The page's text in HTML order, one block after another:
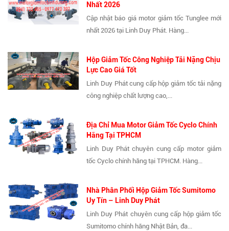
Nhất 2026
Cập nhật báo giá motor giảm tốc Tunglee mới
nhất 2026 tại Linh Duy Phát. Hàng...
Hộp Giảm Tốc Công Nghiệp Tải Nặng Chịu
Lực Cao Giá Tốt
Linh Duy Phát cung cấp hộp giảm tốc tải nặng
công nghiệp chất lượng cao,...
Địa Chỉ Mua Motor Giảm Tốc Cyclo Chính
Hãng Tại TPHCM
Linh Duy Phát chuyên cung cấp motor giảm
tốc Cyclo chính hãng tại TPHCM. Hàng...
Nhà Phân Phối Hộp Giảm Tốc Sumitomo
Uy Tín – Linh Duy Phát
Linh Duy Phát chuyên cung cấp hộp giảm tốc
Sumitomo chính hãng Nhật Bản, đa...